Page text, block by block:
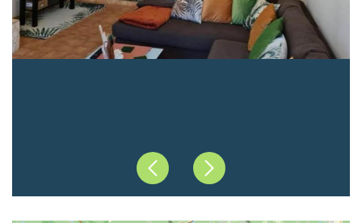
PrécédentSuivant